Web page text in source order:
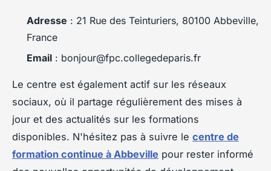
Adresse : 21 Rue des Teinturiers, 80100 Abbeville,
France
Email : bonjour@fpc.collegedeparis.fr
Le centre est également actif sur les réseaux
sociaux, où il partage régulièrement des mises à
jour et des actualités sur les formations
disponibles. N'hésitez pas à suivre le centre de
formation continue à Abbeville pour rester informé